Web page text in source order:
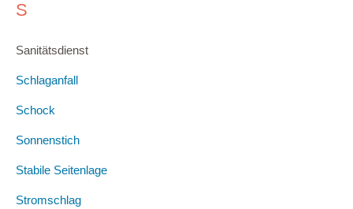
S
Sanitätsdienst
Schlaganfall
Schock
Sonnenstich
Stabile Seitenlage
Stromschlag